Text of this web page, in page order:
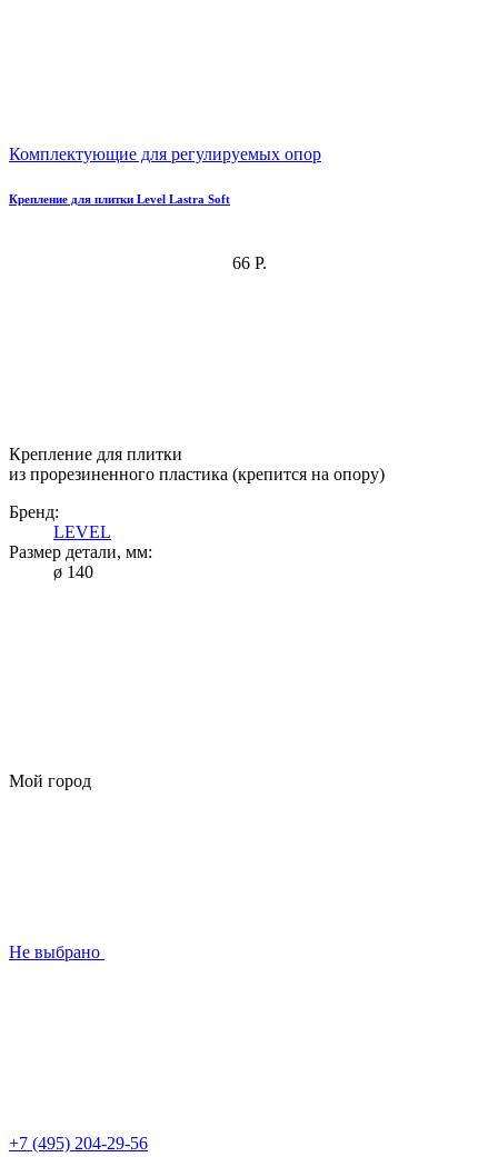
Комплектующие для регулируемых опор
Крепление для плитки Level Lastra Soft
66 Р.
Крепление для плитки
из прорезиненного пластика (крепится на опору)
Бренд:
LEVEL
Размер детали, мм:
ø 140
Мой город
Не выбрано
+7 (495) 204-29-56